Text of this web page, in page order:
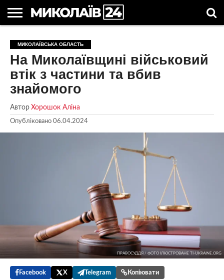
НОВИНИ
НОВИНИ
МИКОЛАЄВА
МИКОЛАЇВСЬКА
ОБЛАСТЬ
НОВИНИ
СПОРТУ
УКРАЇНА
ТА СВІТ
НОВИНИ
КОМПАНІЙ
АСТРОЛОГІЯ
СВЯТА
В
УКРАЇНІ
КОРИСНІ
СТАТТІ
МИКОЛАЇВСЬКА ОБЛАСТЬ
На Миколаївщині військовий
втік з частини та вбив
знайомого
Автор Хорошок Аліна
Опубліковано 06.04.2024
ПРАВОСУДДЯ / ФОТО ІЛЮСТРОВАНЕ TI-UKRAINE.ORG
Facebook X Telegram Копіювати